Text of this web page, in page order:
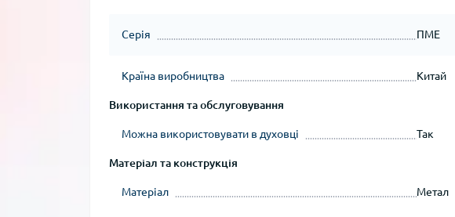
Серія ПМЕ
Країна виробництва Китай
Використання та обслуговування
Можна використовувати в духовці Так
Матеріал та конструкція
Матеріал Метал